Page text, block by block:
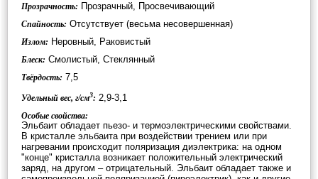
Прозрачность: Прозрачный, Просвечивающий
Спайность: Отсутствует (весьма несовершенная)
Излом: Неровный, Раковистый
Блеск: Смолистый, Стеклянный
Твёрдость: 7,5
Удельный вес, г/см3: 2,9-3,1
Особые свойства:
Эльбаит обладает пьезо- и термоэлектрическими свойствами.
В кристалле эльбаита при воздействии трением или при
нагревании происходит поляризация диэлектрика: на одном
"конце" кристалла возникает положительный электрический
заряд, на другом – отрицательный. Эльбаит обладает также и